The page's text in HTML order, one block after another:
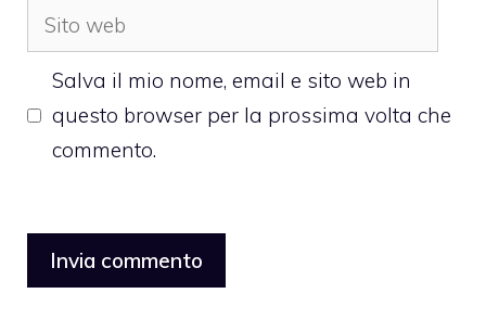
Sito
web
Salva il mio nome, email e sito web in
questo browser per la prossima volta che
commento.